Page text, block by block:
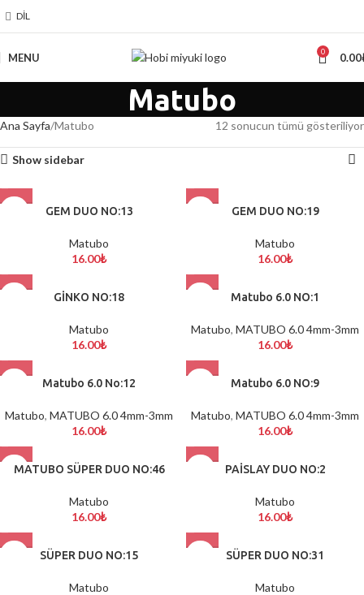
DIL
MENU 0 0.00
Matubo
Ana Sayfa Matubo 12 sonucun tümü gösteriliyor
Show sidebar
GEM DUO NO:13
Matubo
16.00₺
GEM DUO NO:19
Matubo
16.00₺
GİNKO NO:18
Matubo
16.00₺
Matubo 6.0 NO:1
Matubo, MATUBO 6.0 4mm-3mm
16.00₺
Matubo 6.0 No:12
Matubo, MATUBO 6.0 4mm-3mm
16.00₺
Matubo 6.0 NO:9
Matubo, MATUBO 6.0 4mm-3mm
16.00₺
MATUBO SÜPER DUO NO:46
Matubo
16.00₺
PAİSLAY DUO NO:2
Matubo
16.00₺
SÜPER DUO NO:15
Matubo
SÜPER DUO NO:31
Matubo